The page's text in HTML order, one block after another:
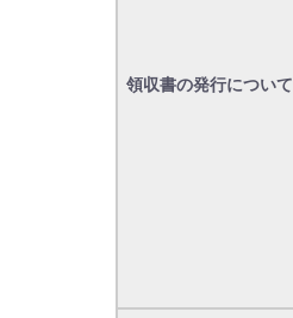
領収書の発行について